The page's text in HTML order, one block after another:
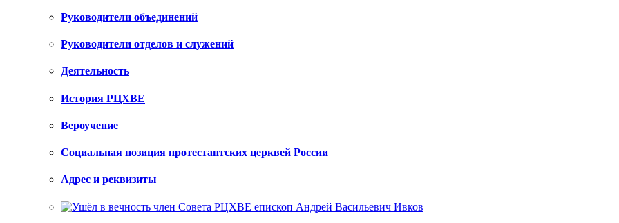
Руководители объединений
Руководители отделов и служений
Деятельность
История РЦХВЕ
Вероучение
Социальная позиция протестантских церквей России
Адрес и реквизиты